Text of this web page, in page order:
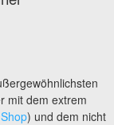
mit dem extrem
) und dem nicht